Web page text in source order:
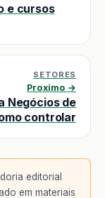
e cursos
SETORES
Proximo →
Negócios de
controlar
editorial
em materiais